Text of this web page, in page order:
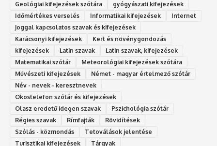
Geológiai kifejezések szótára
gyógyászati kifejezések
Időmértékes verselés
Informatikai kifejezések
Internet
Joggal kapcsolatos szavak és kifejezések
Karácsonyi kifejezések
Kert és növénygondozás
kifejezések
Latin szavak
Latin szavak, kifejezések
Matematikai szótár
Meteorológiai kifejezések szótára
Művészeti kifejezések
Német - magyar értelmező szótár
Név - nevek - keresztnevek
Okostelefon szótár és kifejezések
Olasz eredetű idegen szavak
Ps‮gólohciz‬ia s‮átóz‬r
Régies szavak
Rímfajták
Rövidítések
Szólás - közmondás
Tetoválások jelentése
Turisztikai kifejezések
Tárgyak